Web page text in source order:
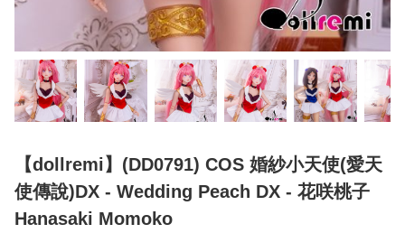
【dollremi】(DD0791) COS 婚紗小天使(愛天
使傳說)DX - Wedding Peach DX - 花咲桃子
Hanasaki Momoko